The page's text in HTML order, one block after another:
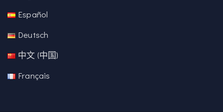
Español
Deutsch
中文 (中国)
Français